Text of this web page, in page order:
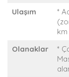
Ulaşım
*
Olanaklar
*